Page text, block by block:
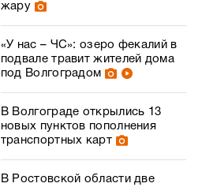
жару
«У нас – ЧС»: озеро фекалий в
подвале травит жителей дома
под Волгоградом
В Волгограде открылись 13
новых пунктов пополнения
транспортных карт
В Ростовской области две